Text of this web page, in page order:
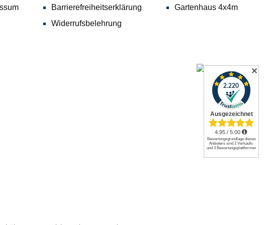
Barrierefreiheitserklärung
Widerrufsbelehrung
Gartenhaus 4x4m
✕